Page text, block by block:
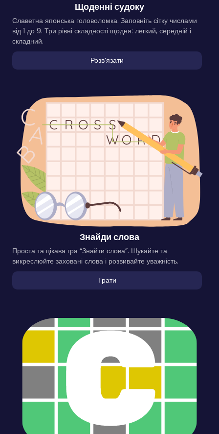
Щоденні судоку
Славетна японська головоломка. Заповніть сітку числами
від 1 до 9. Три рівні складності щодня: легкий, середній і
складний.
Розвʼязати
Знайди слова
Проста та цікава гра “Знайти слова”. Шукайте та
викреслюйте заховані слова і розвивайте уважність.
Грати